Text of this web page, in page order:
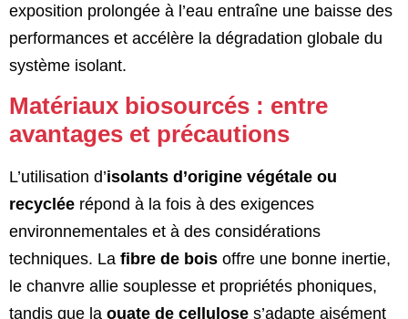
exposition prolongée à l’eau entraîne une baisse des
performances et accélère la dégradation globale du
système isolant.
Matériaux biosourcés : entre
avantages et précautions
L’utilisation d’isolants d’origine végétale ou
recyclée répond à la fois à des exigences
environnementales et à des considérations
techniques. La fibre de bois offre une bonne inertie,
le chanvre allie souplesse et propriétés phoniques,
tandis que la ouate de cellulose s’adapte aisément